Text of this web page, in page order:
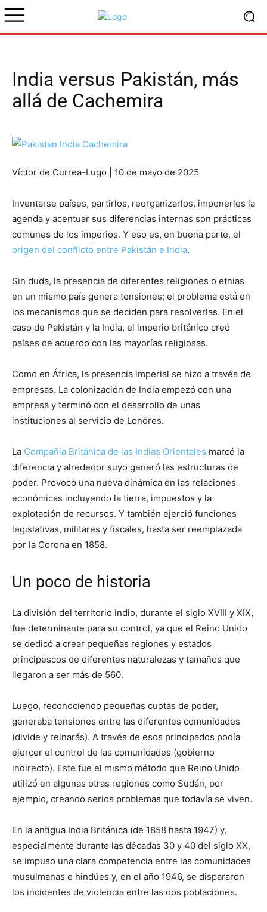
India versus Pakistán, más
allá de Cachemira
Víctor de Currea-Lugo | 10 de mayo de 2025
Inventarse países, partirlos, reorganizarlos, imponerles la
agenda y acentuar sus diferencias internas son prácticas
comunes de los imperios. Y eso es, en buena parte, el
origen del conflicto entre Pakistán e India.
Sin duda, la presencia de diferentes religiones o etnias
en un mismo país genera tensiones; el problema está en
los mecanismos que se deciden para resolverlas. En el
caso de Pakistán y la India, el imperio británico creó
países de acuerdo con las mayorías religiosas.
Como en África, la presencia imperial se hizo a través de
empresas. La colonización de India empezó con una
empresa y terminó con el desarrollo de unas
instituciones al servicio de Londres.
La Compañía Británica de las Indias Orientales marcó la
diferencia y alrededor suyo generó las estructuras de
poder. Provocó una nueva dinámica en las relaciones
económicas incluyendo la tierra, impuestos y la
explotación de recursos. Y también ejerció funciones
legislativas, militares y fiscales, hasta ser reemplazada
por la Corona en 1858.
Un poco de historia
La división del territorio indio, durante el siglo XVIII y XIX,
fue determinante para su control, ya que el Reino Unido
se dedicó a crear pequeñas regiones y estados
principescos de diferentes naturalezas y tamaños que
llegaron a ser más de 560.
Luego, reconociendo pequeñas cuotas de poder,
generaba tensiones entre las diferentes comunidades
(divide y reinarás). A través de esos principados podía
ejercer el control de las comunidades (gobierno
indirecto). Este fue el mismo método que Reino Unido
utilizó en algunas otras regiones como Sudán, por
ejemplo, creando serios problemas que todavía se viven.
En la antigua India Británica (de 1858 hasta 1947) y,
especialmente durante las décadas 30 y 40 del siglo XX,
se impuso una clara competencia entre las comunidades
musulmanas e hindúes y, en el año 1946, se dispararon
los incidentes de violencia entre las dos poblaciones.